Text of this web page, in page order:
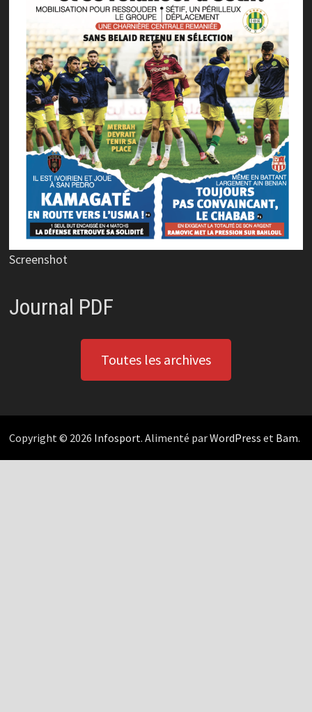
Screenshot
Journal PDF
Toutes les archives
Copyright © 2026 Infosport. Alimenté parWordPress et Bam.